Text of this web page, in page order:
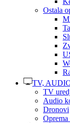
Ostala
TV,
TV
Audio
Dronovi